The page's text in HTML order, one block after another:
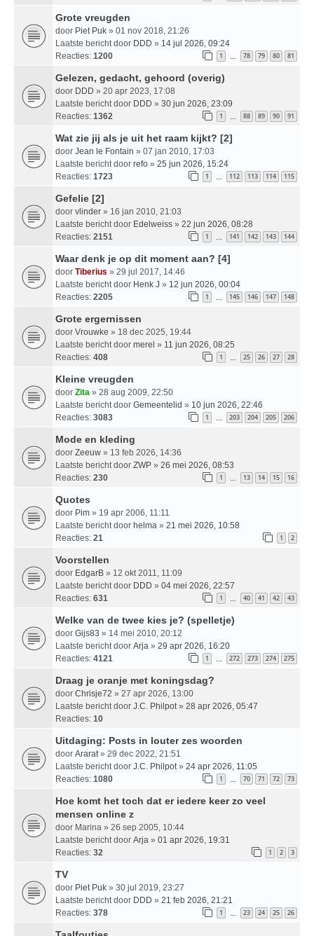
Grote vreugden
door Piet Puk » 01 nov 2018, 21:26
Laatste bericht door DDD » 14 jul 2026, 09:24
Reacties: 1200 1 … 78 79 80 81
Gelezen, gedacht, gehoord (overig)
door DDD » 20 apr 2023, 17:08
Laatste bericht door DDD » 30 jun 2026, 23:09
Reacties: 1362 1 … 88 89 90 91
Wat zie jij als je uit het raam kijkt? [2]
door Jean le Fontain » 07 jan 2010, 17:03
Laatste bericht door refo » 25 jun 2026, 15:24
Reacties: 1723 1 … 112 113 114 115
Gefelie [2]
door vlinder » 16 jan 2010, 21:03
Laatste bericht door Edelweiss » 22 jun 2026, 08:28
Reacties: 2151 1 … 141 142 143 144
Waar denk je op dit moment aan? [4]
door Tiberius » 29 jul 2017, 14:46
Laatste bericht door Henk J » 12 jun 2026, 00:04
Reacties: 2205 1 … 145 146 147 148
Grote ergernissen
door Vrouwke » 18 dec 2025, 19:44
Laatste bericht door merel » 11 jun 2026, 08:25
Reacties: 408 1 … 25 26 27 28
Kleine vreugden
door Zita » 28 aug 2009, 22:50
Laatste bericht door Gemeentelid » 10 jun 2026, 22:46
Reacties: 3083 1 … 203 204 205 206
Mode en kleding
door Zeeuw » 13 feb 2026, 14:36
Laatste bericht door ZWP » 26 mei 2026, 08:53
Reacties: 230 1 … 13 14 15 16
Quotes
door Pim » 19 apr 2006, 11:11
Laatste bericht door helma » 21 mei 2026, 10:58
Reacties: 21 1 2
Voorstellen
door EdgarB » 12 okt 2011, 11:09
Laatste bericht door DDD » 04 mei 2026, 22:57
Reacties: 631 1 … 40 41 42 43
Welke van de twee kies je? (spelletje)
door Gijs83 » 14 mei 2010, 20:12
Laatste bericht door Arja » 29 apr 2026, 16:20
Reacties: 4121 1 … 272 273 274 275
Draag je oranje met koningsdag?
door Chrisje72 » 27 apr 2026, 13:00
Laatste bericht door J.C. Philpot » 28 apr 2026, 05:47
Reacties: 10
Uitdaging: Posts in louter zes woorden
door Ararat » 29 dec 2022, 21:51
Laatste bericht door J.C. Philpot » 24 apr 2026, 11:05
Reacties: 1080 1 … 70 71 72 73
Hoe komt het toch dat er iedere keer zo veel
mensen online z
door Marina » 26 sep 2005, 10:44
Laatste bericht door Arja » 01 apr 2026, 19:31
Reacties: 32 1 2 3
TV
door Piet Puk » 30 jul 2019, 23:27
Laatste bericht door DDD » 21 feb 2026, 21:21
Reacties: 378 1 … 23 24 25 26